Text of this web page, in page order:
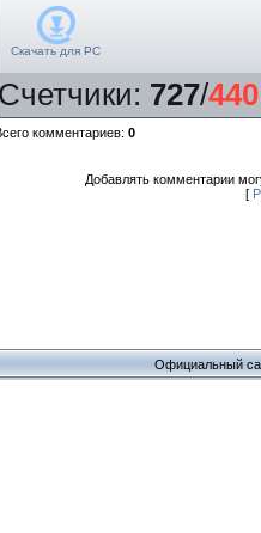
Скачать для PC
Счетчики: 727/440
комментариев: 0
Добавлять комментарии
[
сайт